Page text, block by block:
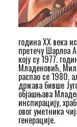
година XX века
претечу Шарлоа
коју су 1977.
Младеновић,
распао се 1980,
држава бивше
објашњава
инспирацију,
овог уметника
генерације.